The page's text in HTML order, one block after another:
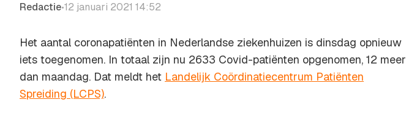
Redactie•12 januari 2021 14:52
Het aantal coronapatiënten in Nederlandse ziekenhuizen is dinsdag opnieuw
iets toegenomen. In totaal zijn nu 2633 Covid-patiënten opgenomen, 12 meer
dan maandag. Dat meldt het Landelijk Coördinatiecentrum Patiënten
Spreiding (LCPS).